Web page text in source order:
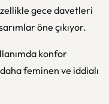
gece davetleri
öne çıkıyor.
konfor
feminen ve iddialı